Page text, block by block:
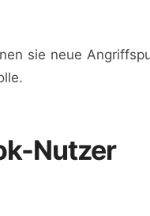
sie neue
Nutzer